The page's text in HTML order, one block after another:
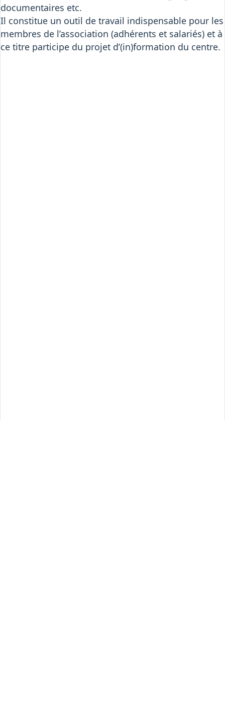
documentaires etc.
Il constitue un outil de travail indispensable pour les
membres de l’association (adhérents et salariés) et à
ce titre participe du projet d’(in)formation du centre.